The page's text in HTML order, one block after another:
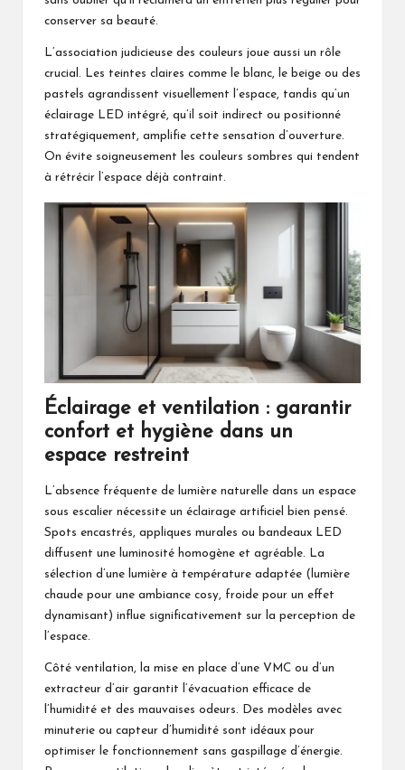
conserver sa beauté.
L’association judicieuse des couleurs joue aussi un rôle
crucial. Les teintes claires comme le blanc, le beige ou des
pastels agrandissent visuellement l’espace, tandis qu’un
éclairage LED intégré, qu’il soit indirect ou positionné
stratégiquement, amplifie cette sensation d’ouverture.
On évite soigneusement les couleurs sombres qui tendent
à rétrécir l’espace déjà contraint.
Éclairage et ventilation : garantir
confort et hygiène dans un
espace restreint
L’absence fréquente de lumière naturelle dans un espace
sous escalier nécessite un éclairage artificiel bien pensé.
Spots encastrés, appliques murales ou bandeaux LED
diffusent une luminosité homogène et agréable. La
sélection d’une lumière à température adaptée (lumière
chaude pour une ambiance cosy, froide pour un effet
dynamisant) influe significativement sur la perception de
l’espace.
Côté ventilation, la mise en place d’une VMC ou d’un
extracteur d’air garantit l’évacuation efficace de
l’humidité et des mauvaises odeurs. Des modèles avec
minuterie ou capteur d’humidité sont idéaux pour
optimiser le fonctionnement sans gaspillage d’énergie.